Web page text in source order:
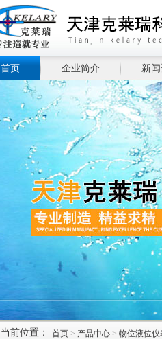
首页 企业简介 新
当前位置： 首页 > 产品中心 > 物位液位仪